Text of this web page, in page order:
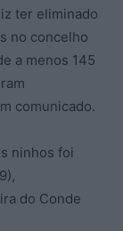
ter eliminado
no concelho
a menos 145
comunicado.
ninhos foi
do Conde